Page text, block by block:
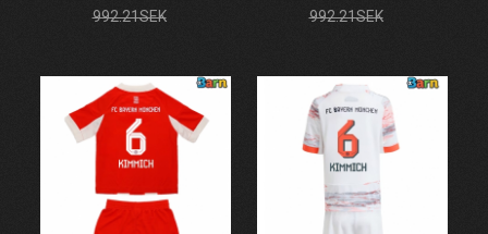
992.21SEK 992.21SEK